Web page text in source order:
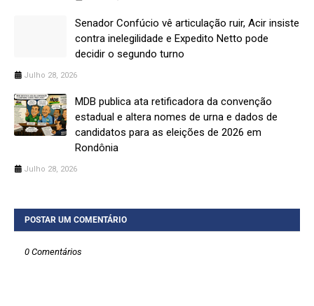
Senador Confúcio vê articulação ruir, Acir insiste
contra inelegilidade e Expedito Netto pode
decidir o segundo turno
Julho 28, 2026
MDB publica ata retificadora da convenção
estadual e altera nomes de urna e dados de
candidatos para as eleições de 2026 em
Rondônia
Julho 28, 2026
POSTAR UM COMENTÁRIO
0 Comentários